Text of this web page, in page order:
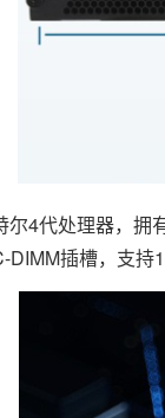
代处理器，拥
插槽，支持